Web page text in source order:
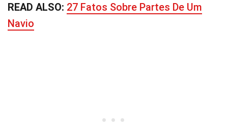
READ ALSO: 27 Fatos Sobre Partes De Um
Navio